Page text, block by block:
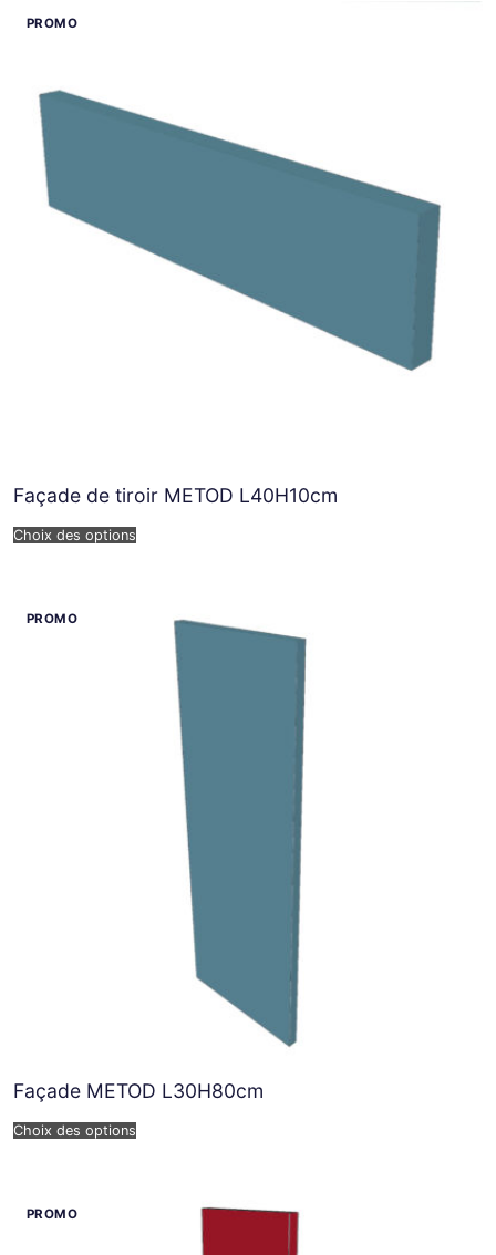
Façade de tiroir METOD L40H10cm
Choix des options
Façade METOD L30H80cm
Choix des options